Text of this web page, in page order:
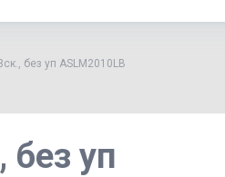
без уп ASLM2010LB
уп